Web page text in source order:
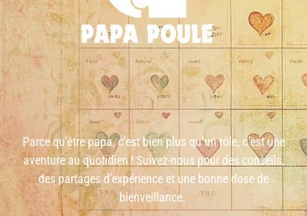
Parce qu’être papa, c’est bien plus qu’un rôle, c’est une
aventure au quotidien ! Suivez-nous pour des conseils,
des partages d’expérience et une bonne dose de
bienveillance.